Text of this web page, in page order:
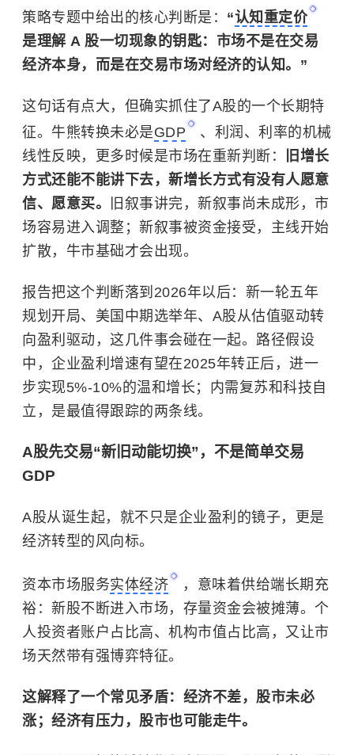
策略专题中给出的核心判断是： “认知重定价
是理解 A 股一切现象的钥匙：市场不是在交易
经济本身，而是在交易市场对经济的认知。”
这句话有点大，但确实抓住了A股的一个长期特
征。牛熊转换未必是GDP
、利润、利率的机械
线性反映，更多时候是市场在重新判断：
旧增长
方式还能不能讲下去，新增长方式有没有人愿意
信、愿意买。
旧叙事讲完，新叙事尚未成形，市
场容易进入调整；新叙事被资金接受，主线开始
扩散，牛市基础才会出现。
报告把这个判断落到2026年以后：新一轮五年
规划开局、美国中期选举年、A股从估值驱动转
向盈利驱动，这几件事会碰在一起。路径假设
中，企业盈利增速有望在2025年转正后，进一
步实现5%-10%的温和增长；内需复苏和科技自
立，是最值得跟踪的两条线。
A股先交易“新旧动能切换”，不是简单交易
GDP
A股从诞生起，就不只是企业盈利的镜子，更是
经济转型的风向标。
资本市场服务实体经济
，意味着供给端长期充
裕：新股不断进入市场，存量资金会被摊薄。个
人投资者账户占比高、机构市值占比高，又让市
场天然带有强博弈特征。
这解释了一个常见矛盾：经济不差，股市未必
涨；经济有压力，股市也可能走牛。